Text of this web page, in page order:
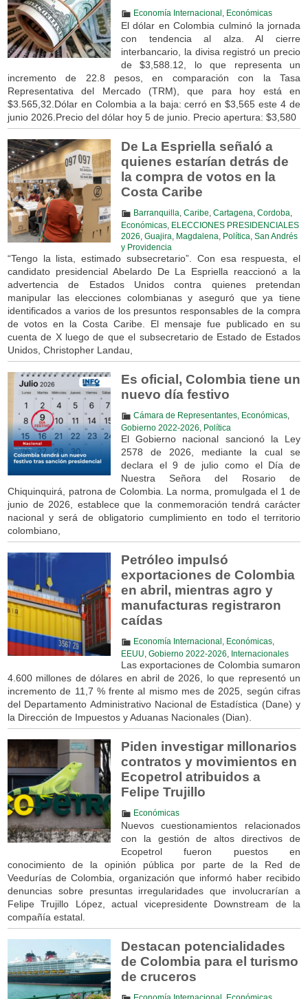
Economía Internacional Económicas
El dólar en Colombia culminó la jornada
con tendencia al alza. Al cierre
interbancario, la divisa registró un precio
de $3,588.12, lo que representa un
incremento de 22.8 pesos, en comparación con la Tasa
Representativa del Mercado (TRM), que para hoy está en
$3.565,32.Dólar en Colombia a la baja: cerró en $3,565 este 4 de
junio 2026.Precio del dólar hoy 5 de junio. Precio apertura: $3,580
De La Espriella señaló a
quienes estarían detrás de
la compra de votos en la
Costa Caribe
Barranquilla Caribe Cartagena Cordoba
Económicas,
ELECCIONES PRESIDENCIALES
2026 Guajira Magdalena Política San Andrés
y Providencia
“Tengo la lista, estimado subsecretario”. Con esa respuesta, el
candidato presidencial Abelardo De La Espriella reaccionó a la
advertencia de Estados Unidos contra quienes pretendan
manipular las elecciones colombianas y aseguró que ya tiene
identificados a varios de los presuntos responsables de la compra
de votos en la Costa Caribe. El mensaje fue publicado en su
cuenta de X luego de que el subsecretario de Estado de Estados
Unidos, Christopher Landau,
Es oficial, Colombia tiene un
nuevo día festivo
Cámara de Representantes, Económicas,
Gobierno 2022-2026
Política
El Gobierno nacional sancionó la Ley
2578 de 2026, mediante la cual se
declara el 9 de julio como el Día de
Nuestra Señora del Rosario de
Chiquinquirá, patrona de Colombia. La norma, promulgada el 1 de
junio de 2026, establece que la conmemoración tendrá carácter
nacional y será de obligatorio cumplimiento en todo el territorio
colombiano,
Petróleo impulsó
exportaciones de Colombia
en abril, mientras agro y
manufacturas registraron
caídas
Economía Internacional Económicas,
EEUU Gobierno 2022-2026 Internacionales
Las exportaciones de Colombia sumaron
4.600 millones de dólares en abril de 2026, lo que representó un
incremento de 11,7 % frente al mismo mes de 2025, según cifras
del Departamento Administrativo Nacional de Estadística (Dane) y
la Dirección de Impuestos y Aduanas Nacionales (Dian).
Piden investigar millonarios
contratos y movimientos en
Ecopetrol atribuidos a
Felipe Trujillo
Económicas
Nuevos cuestionamientos relacionados
con la gestión de altos directivos de
Ecopetrol fueron puestos en
conocimiento de la opinión pública por parte de la Red de
Veedurías de Colombia, organización que informó haber recibido
denuncias sobre presuntas irregularidades que involucrarían a
Felipe Trujillo López, actual vicepresidente Downstream de la
compañía estatal.
Destacan potencialidades
de Colombia para el turismo
de cruceros